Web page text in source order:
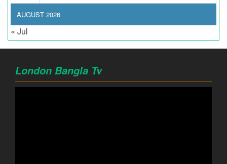
AUGUST 2026
« Jul
London Bangla Tv